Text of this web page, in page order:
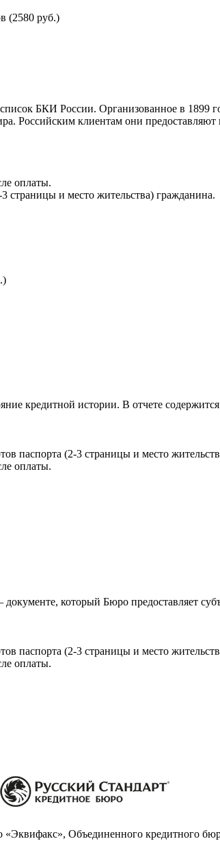
(2580 руб.)
БКИ России. Организованное в 1899
Российским клиентам они предоставляют
оплаты.
страницы и место жительства) гражданина.
кредитной истории. В отчете
паспорта (2-3 страницы и место
оплаты.
который Бюро предоставляет
паспорта (2-3 страницы и место
оплаты.
Объединенного кредитного